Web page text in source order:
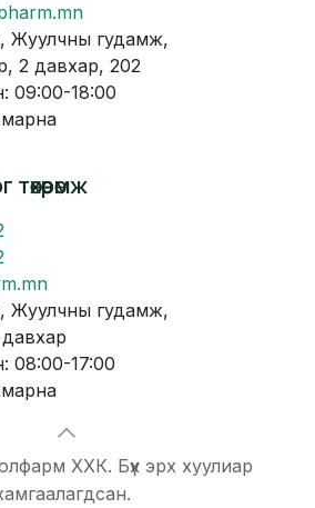
гудамж,
давхар, 202
09:00-18:00
гудамж,
08:00-17:00
ХХК. Бүх эрх хуулиар